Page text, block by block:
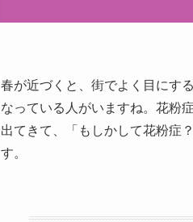
春が近づくと、街でよく目にす
なっている人がいますね。花粉
出てきて、「もしかして花粉症
す。